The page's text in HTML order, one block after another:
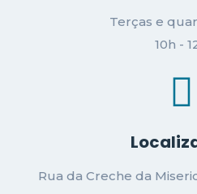
Terças e
10h -
Rua da Creche da